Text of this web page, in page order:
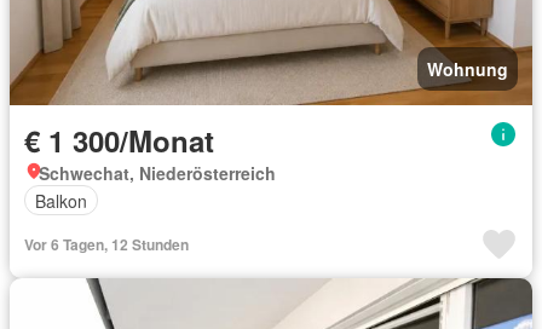
Wohnung
€ 1 300/Monat
Schwechat, Niederösterreich
Balkon
Vor 6 Tagen, 12 Stunden